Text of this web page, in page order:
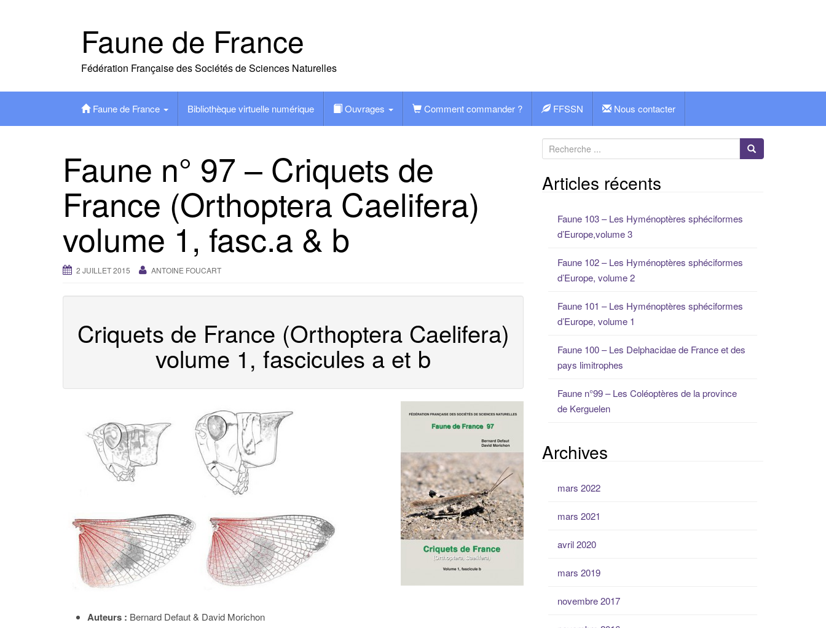
Faune de France
Fédération Française des Sociétés de Sciences Naturelles
Faune de France Bibliothèque virtuelle numérique Ouvrages Comment commander ? FFSSN Nous contacter
Faune n° 97 – Criquets de
France (Orthoptera Caelifera)
volume 1, fasc.a & b
2 JUILLET 2015 ANTOINE FOUCART
Criquets de France (Orthoptera Caelifera)
volume 1, fascicules a et b
Auteurs : Bernard Defaut & David Morichon
e
c
hArticles récents
Faune 103 – Les Hyménoptères sphéciformes
d’Europe,volume 3
Faune 102 – Les Hyménoptères sphéciformes
d’Europe, volume 2
Faune 101 – Les Hyménoptères sphéciformes
d’Europe, volume 1
Faune 100 – Les Delphacidae de France et des
pays limitrophes
Faune n°99 – Les Coléoptères de la province
de Kerguelen
Archives
mars 2022
mars 2021
avril 2020
mars 2019
novembre 2017